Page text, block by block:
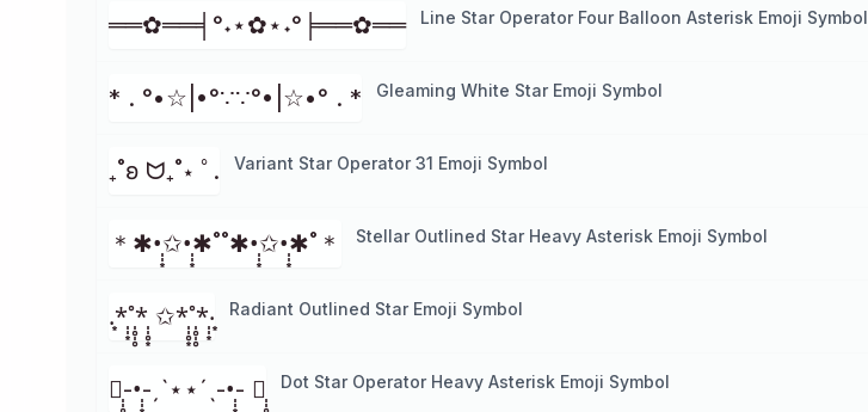
══✿══╡°˖⋆✿⋆˖°╞══✿══ Line Star Operator Four Balloon Asterisk Emoji Symbol
* . °•☆|•°∵∵°•|☆•° . * Gleaming White Star Emoji Symbol
₊˚ʚ ᗢ₊˚⋆ ﾟ. Variant Star Operator 31 Emoji Symbol
＊✱•̩̩͙✩•̩̩͙✱˚˚✱•̩̩͙✩•̩̩͙✱˚＊ Stellar Outlined Star Heavy Asterisk Emoji Symbol
.͙*̩̩͙˚̩̥̩̥*̩̩̥͙ ✩*̩̩̥͙˚̩̥̩̥*̩̩͙‧͙ Radiant Outlined Star Emoji Symbol
✱̩̩̥͙-•̩̩͙-ˏˋ⋆⋆ˊˎ-•̩̩͙- ✱̩̩̥͙ Dot Star Operator Heavy Asterisk Emoji Symbol